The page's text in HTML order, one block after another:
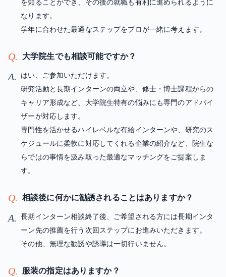
を知ることができ、その後の就職も有利に進められるように
なります。
学年に合わせた最適なステップをプロが一緒に考えます。
Q. 大学院生でも相談可能ですか？
A.
はい、ご参加いただけます。
研究活動と長期インターンの両立や、修士・博士課程からの
キャリア形成など、大学院生特有の悩みにも専門のアドバイ
ザーが対応します。
専門性を活かせるハイレベルな有給インターンや、研究のス
ケジュールに柔軟に対応してくれる企業の紹介など、院生な
らではの事情を汲み取った最適なマッチングをご提案しま
す。
Q. 相談後に何かに勧誘されることはありますか？
A.
長期インターン相談終了後、ご希望される方には長期インタ
ーン先の推薦を行う次回ステップにお進みいただきます。
その他、無理な勧誘や誘導は一切行いません。
Q. 服装の指定はありますか？